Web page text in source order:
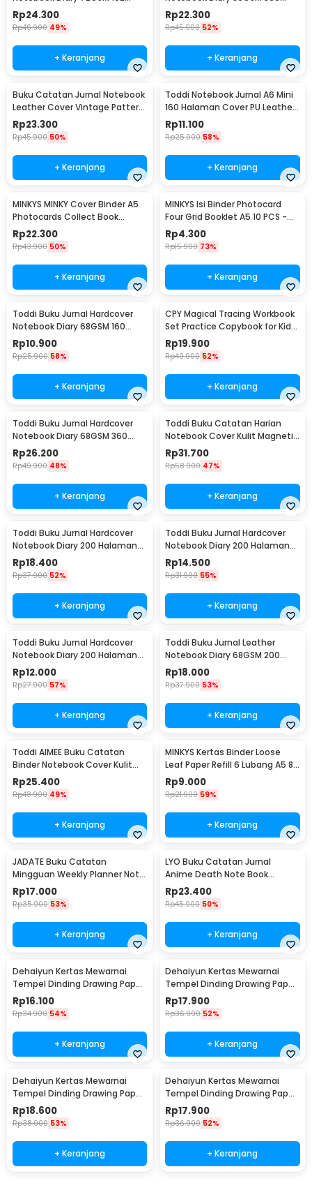
Halaman Lined - CW-60
Rp24.300
Rp46.900 49%
+ Keranjang
Halaman Lined - CW-25
Rp22.300
Rp45.900 52%
+ Keranjang
Buku Catatan Jurnal Notebook
Leather Cover Vintage Pattern
- CW-64
Rp23.300
Rp45.900 50%
+ Keranjang
Toddi Notebook Jurnal A6 Mini
160 Halaman Cover PU Leather
Premium - CW-32
Rp11.100
Rp25.900 58%
+ Keranjang
MINKYS MINKY Cover Binder A5
Photocards Collect Book
Postcard Holder - 2021
Rp22.300
Rp43.900 50%
+ Keranjang
MINKYS Isi Binder Photocard
Four Grid Booklet A5 10 PCS -
A2021
Rp4.300
Rp15.900 73%
+ Keranjang
Toddi Buku Jurnal Hardcover
Notebook Diary 68GSM 160
Halaman Lined - CW-74
Rp10.900
Rp25.900 58%
+ Keranjang
CPY Magical Tracing Workbook
Set Practice Copybook for Kids
- 001
Rp19.900
Rp40.900 52%
+ Keranjang
Toddi Buku Jurnal Hardcover
Notebook Diary 68GSM 360
Halaman Lined - CW-05
Rp26.200
Rp49.900 48%
+ Keranjang
Toddi Buku Catatan Harian
Notebook Cover Kulit Magnetic
Buckle - CW-04
Rp31.700
Rp58.900 47%
+ Keranjang
Toddi Buku Jurnal Hardcover
Notebook Diary 200 Halaman
Lined A5 - CW-38
Rp18.400
Rp37.900 52%
+ Keranjang
Toddi Buku Jurnal Hardcover
Notebook Diary 200 Halaman
Lined A6 - CW-38
Rp14.500
Rp31.900 55%
+ Keranjang
Toddi Buku Jurnal Hardcover
Notebook Diary 200 Halaman
Lined A7 - CW-38
Rp12.000
Rp27.900 57%
+ Keranjang
Toddi Buku Jurnal Leather
Notebook Diary 68GSM 200
Halaman Lined A5 - CW-50
Rp18.000
Rp37.900 53%
+ Keranjang
Toddi AIMEE Buku Catatan
Binder Notebook Cover Kulit
Vintage Maple A5 - ZB-16
Rp25.400
Rp48.900 49%
+ Keranjang
MINKYS Kertas Binder Loose
Leaf Paper Refill 6 Lubang A5 80
Pages Horizontal Line - MY5
Rp9.000
Rp21.900 59%
+ Keranjang
JADATE Buku Catatan
Mingguan Weekly Planner Note
52 Sheets - Q046
Rp17.000
Rp35.900 53%
+ Keranjang
LYO Buku Catatan Jurnal
Anime Death Note Book
Leather Case - CW-05
Rp23.400
Rp45.900 50%
+ Keranjang
Dehaiyun Kertas Mewarnai
Tempel Dinding Drawing Paper
Roll 3M Vehicles - HB30
Rp16.100
Rp34.900 54%
+ Keranjang
Dehaiyun Kertas Mewarnai
Tempel Dinding Drawing Paper
Roll 3M Dinosaur Paradise -
HB30
Rp17.900
Rp36.900 52%
+ Keranjang
Dehaiyun Kertas Mewarnai
Tempel Dinding Drawing Paper
Roll 3M Lovely Princess - HB30
Rp18.600
Rp38.900 53%
+ Keranjang
Dehaiyun Kertas Mewarnai
Tempel Dinding Drawing Paper
Roll 3M Animal World - HB30
Rp17.900
Rp36.900 52%
+ Keranjang